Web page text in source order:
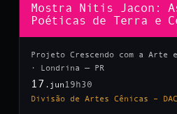
Mostra Nitis Jacon:
Poéticas de Terra e
Projeto Crescendo com a Arte
· Londrina — PR
17 .jun 19h30
Divisão de Artes Cênicas –